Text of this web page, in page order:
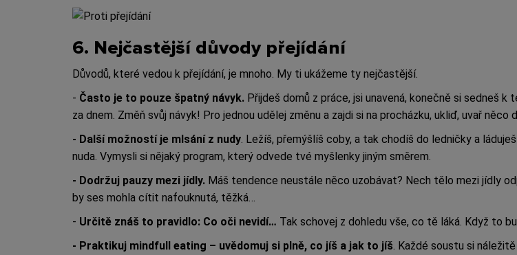
6. Nejčastější důvody přejídání
Důvodů, které vedou k přejídání, je mnoho. My ti ukážeme ty nejčastější.
- Často je to pouze špatný návyk. Přijdeš domů z práce, jsi unavená, konečně si sedneš
za dnem. Změň svůj návyk! Pro jednou udělej změnu a zajdi si na procházku, ukliď, uvař
- Další možností je mlsání z nudy . Ležíš, přemýšlíš coby, a tak chodíš do ledničky a
nuda. Vymysli si nějaký program, který odvede tvé myšlenky jiným směrem.
- Dodržuj pauzy mezi jídly. Máš tendence neustále něco uzobávat? Nech tělo mezi jídly
by ses mohla cítit nafouknutá, těžká…
- Určitě znáš to pravidlo: Co oči nevidí… Tak schovej z dohledu vše, co tě láká. Když to
- Praktikuj mindfull eating – uvědomuj si plně, co jíš a jak to jíš . Každé soustu si